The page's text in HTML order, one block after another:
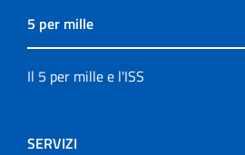
5 per mille
Il 5 per mille e l'ISS
SERVIZI